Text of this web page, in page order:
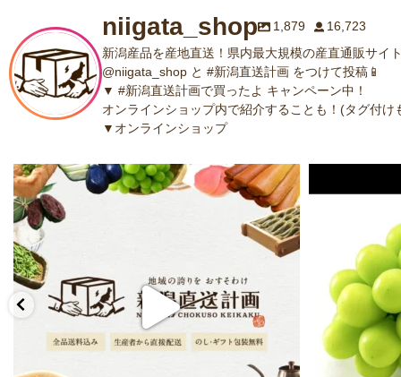
niigata_shop 1,879
16,723
新潟産品を産地直送！県内最大規模の産直通販サイ
@niigata_shop と #新潟直送計画 をつけて投稿📱
▼ #新潟直送計画で買ったよ キャンペーン中！
オンラインショップ内で紹介することも！(タグ付け
▼オンラインショップ